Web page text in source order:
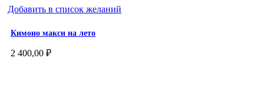
Добавить в список желаний
Кимоно макси на лето
2 400,00 ₽